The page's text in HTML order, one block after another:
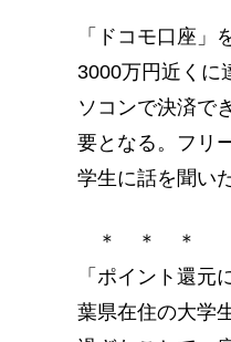
「ドコモ口座」
3000万円近くに
ソコンで決済で
要となる。フリ
学生に話を聞いた
＊ ＊ ＊
「ポイント還
葉県在住の大学